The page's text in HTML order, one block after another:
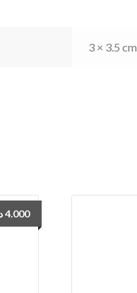
3 × 3.5 cm
4.000